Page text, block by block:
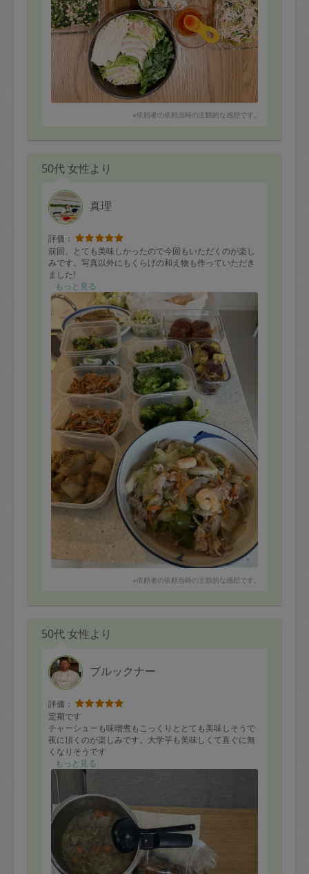
※依頼者の依頼当時の主観的な感想です。
50代 女性より
真理
評価：
前回、とても美味しかったので今回もいただくのが楽し
みです。写真以外にもくらげの和え物も作っていただき
ました!
もっと見る
※依頼者の依頼当時の主観的な感想です。
50代 女性より
ブルックナー
評価：
定期です
チャーシューも味噌煮もこっくりととても美味しそうで
夜に頂くのが楽しみです。大学芋も美味しくて直ぐに無
くなりそうです
寒い時期に参鶏湯で生姜たっぷりの温まるランチとなり
ました
【リクエスト】
チャーシュー、鯖の味噌煮
大学芋、トマトの南仏風、プリン
【他あるもので】
酢豚風、けんちん汁、大根と豚肉の生姜焼き風
もっと見る